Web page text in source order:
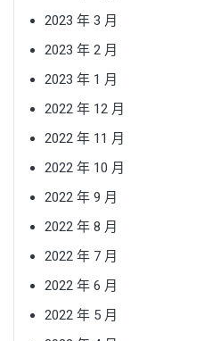
2023 年 3 月
2023 年 2 月
2023 年 1 月
2022 年 12 月
2022 年 11 月
2022 年 10 月
2022 年 9 月
2022 年 8 月
2022 年 7 月
2022 年 6 月
2022 年 5 月